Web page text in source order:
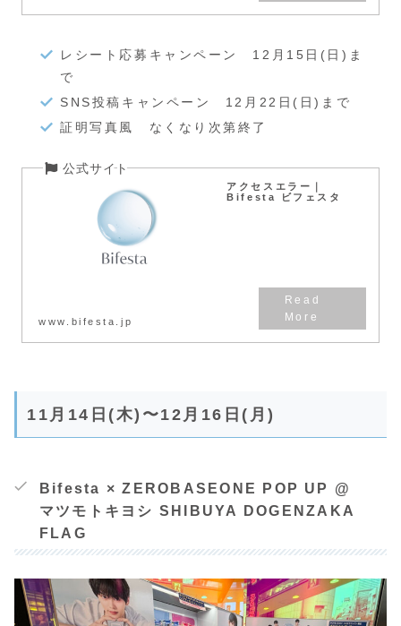
レシート応募キャンペーン 12月15日(日)ま
で
SNS投稿キャンペーン 12月22日(日)まで
証明写真風 なくなり次第終了
アクセスエラー｜
Bifesta ビフェスタ
www.bifesta.jp
11月14日(木)〜12月16日(月)
Bifesta × ZEROBASEONE POP UP @
マツモトキヨシ SHIBUYA DOGENZAKA
FLAG